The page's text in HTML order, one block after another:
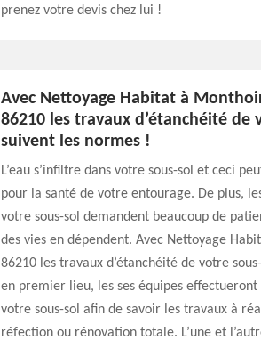
prenez votre devis chez lui !
Avec Nettoyage Habitat à
86210 les travaux d’étanchéité de
suivent les normes !
L’eau s’infiltre dans votre sous-sol et ceci
pour la santé de votre entourage. De plus,
votre sous-sol demandent beaucoup de
des vies en dépendent. Avec Nettoyage
86210 les travaux d’étanchéité de votre
en premier lieu, les ses équipes
votre sous-sol afin de savoir les travaux à
réfection ou rénovation totale. L’une et